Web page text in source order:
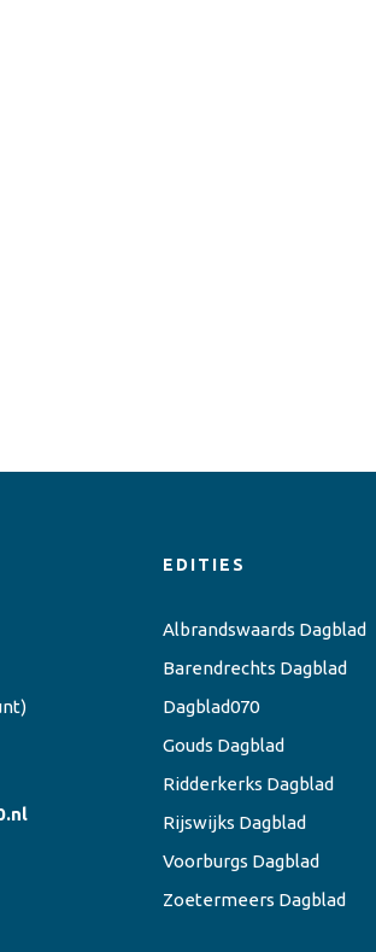
EDITIES
Albrandswaards Dagblad
Barendrechts Dagblad
Dagblad070
Gouds Dagblad
Ridderkerks Dagblad
Rijswijks Dagblad
Voorburgs Dagblad
Zoetermeers Dagblad